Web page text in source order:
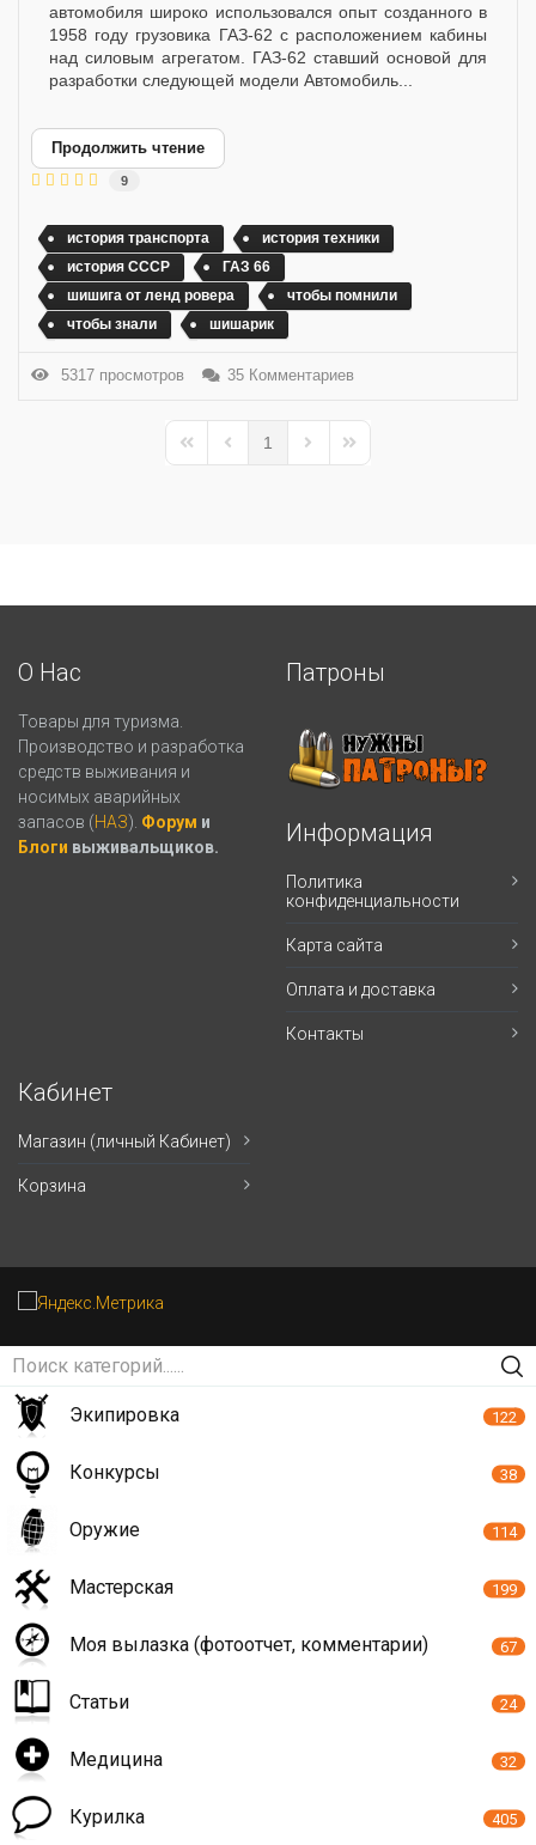
автомобиля широко использовался опыт созданного в
1958 году грузовика ГАЗ-62 с расположением кабины
над силовым агрегатом. ГАЗ-62 ставший основой для
разработки следующей модели Автомобиль...
Продолжить чтение
9
история транспорта
история техники
история СССР
ГАЗ 66
шишига от ленд ровера
чтобы помнили
чтобы знали
шишарик
5317 просмотров 35 Комментариев
First PagePrevious Page
1
Next PageLast Page
О Нас
Товары для туризма.
Производство и разработка
средств выживания и
носимых аварийных
запасов (НАЗ). Форум и
Блоги выживальщиков.
Патроны
Информация
Политика
конфиденциальности
Карта сайта
Оплата и доставка
Контакты
Кабинет
Магазин (личный Кабинет)
Корзина
Экипировка 122
Конкурсы 38
Оружие 114
Мастерская 199
Моя вылазка (фотоотчет, комментарии) 67
Статьи 24
Медицина 32
Курилка 405